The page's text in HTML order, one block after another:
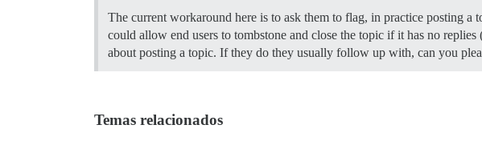
The current workaround here is to ask them to flag, in practice posting
could allow end users to tombstone and close the topic if it has no
about posting a topic. If they do they usually follow up with, can you
Temas relacionados